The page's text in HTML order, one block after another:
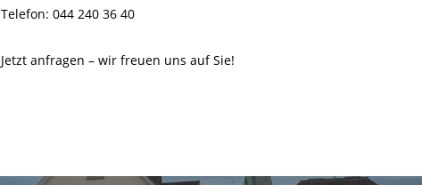
Telefon: 044 240 36 40
Jetzt anfragen – wir freuen uns auf Sie!